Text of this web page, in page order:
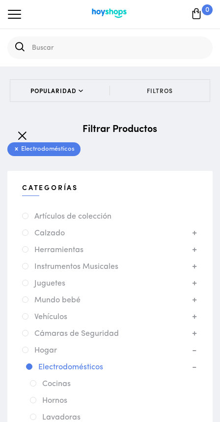
0
FILTROS
Filtrar Productos
Electrodomésticos
CATEGORÍAS
Artículos de colección
Calzado
Herramientas
Instrumentos Musicales
Juguetes
Mundo bebé
Vehículos
Cámaras de Seguridad
Hogar
Electrodomésticos
Cocinas
Hornos
Lavadoras